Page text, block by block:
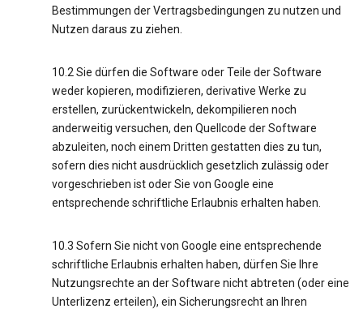
Bestimmungen der Vertragsbedingungen zu nutzen und
Nutzen daraus zu ziehen.
10.2 Sie dürfen die Software oder Teile der Software
weder kopieren, modifizieren, derivative Werke zu
erstellen, zurückentwickeln, dekompilieren noch
anderweitig versuchen, den Quellcode der Software
abzuleiten, noch einem Dritten gestatten dies zu tun,
sofern dies nicht ausdrücklich gesetzlich zulässig oder
vorgeschrieben ist oder Sie von Google eine
entsprechende schriftliche Erlaubnis erhalten haben.
10.3 Sofern Sie nicht von Google eine entsprechende
schriftliche Erlaubnis erhalten haben, dürfen Sie Ihre
Nutzungsrechte an der Software nicht abtreten (oder eine
Unterlizenz erteilen), ein Sicherungsrecht an Ihren